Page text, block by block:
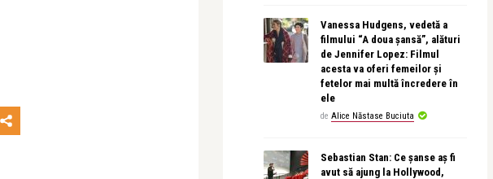
Vanessa Hudgens, vedetă a
filmului “A doua șansă”, alături
de Jennifer Lopez: Filmul
acesta va oferi femeilor și
fetelor mai multă încredere în
ele
de Alice Năstase Buciuta
Sebastian Stan: Ce șanse aș fi
avut să ajung la Hollywood,